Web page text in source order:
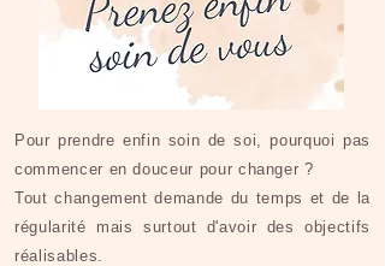
Pour prendre enfin soin de soi, pourquoi pas
commencer en douceur pour changer ?
Tout changement demande du temps et de la
régularité mais surtout d'avoir des objectifs
réalisables.